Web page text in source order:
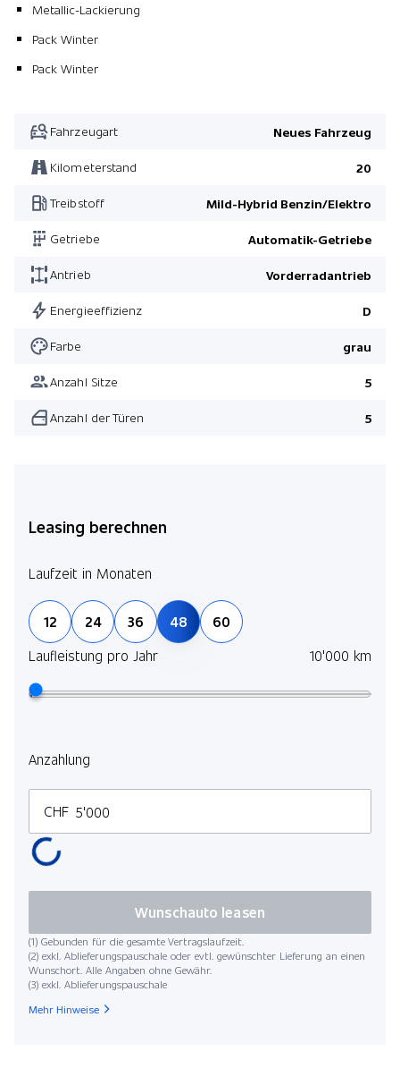
Metallic-Lackierung
Pack Winter
Pack Winter
Fahrzeugart Neues Fahrzeug
Kilometerstand 20
Treibstoff Mild-Hybrid Benzin/Elektro
Getriebe Automatik-Getriebe
Antrieb Vorderradantrieb
Energieeffizienz D
Farbe grau
Anzahl Sitze 5
Anzahl der Türen 5
Leasing berechnen
Laufzeit in Monaten
12 24 36 48
60
Laufleistung pro Jahr
10'000 km
Anzahlung
CHF
(1) Gebunden für die gesamte Vertragslaufzeit.
(2) exkl. Ablieferungspauschale oder evtl. gewünschter Lieferung an einen
Wunschort. Alle Angaben ohne Gewähr.
(3) exkl. Ablieferungspauschale
Wunschauto leasen
Mehr Hinweise